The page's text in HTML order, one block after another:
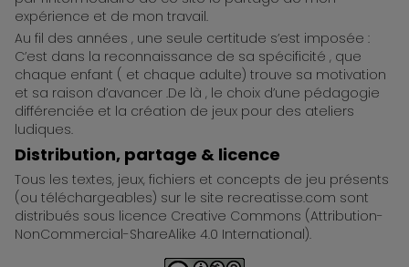
expérience et de mon travail.
Au fil des années , une seule certitude s’est imposée :
C’est dans la reconnaissance de sa spécificité , que
chaque enfant ( et chaque adulte) trouve sa motivation
et sa raison d’avancer .De là , le choix d’une pédagogie
différenciée et la création de jeux pour des ateliers
ludiques.
Distribution, partage & licence
Tous les textes, jeux, fichiers et concepts de jeu présents
(ou téléchargeables) sur le site recreatisse.com sont
distribués sous licence Creative Commons (Attribution-
NonCommercial-ShareAlike 4.0 International).